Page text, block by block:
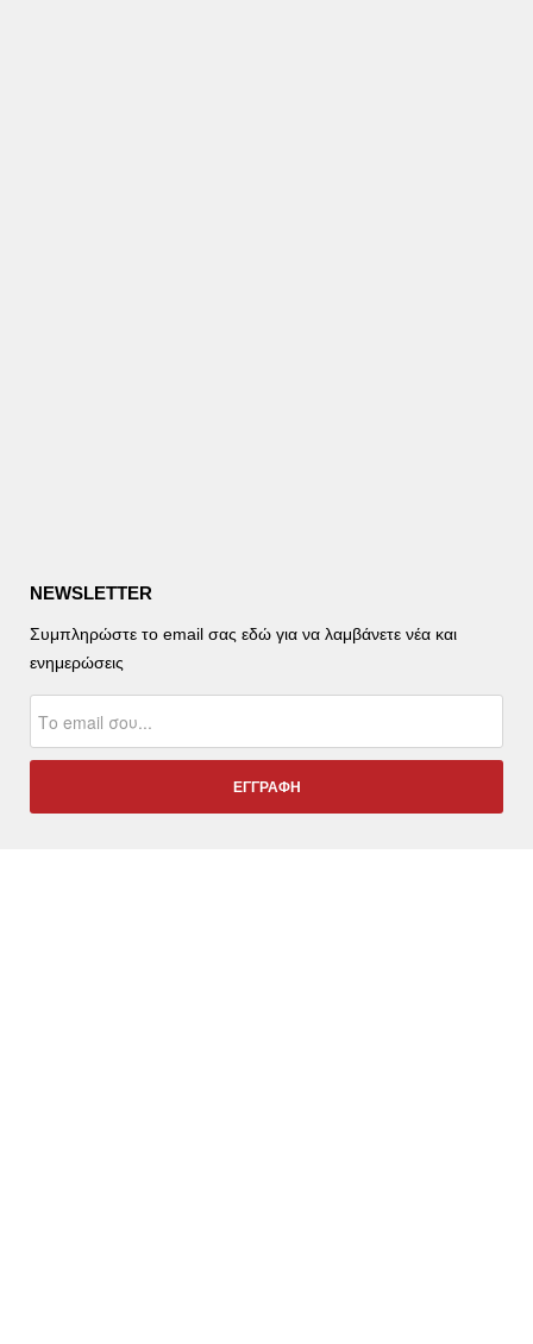
NEWSLETTER
Συμπληρώστε το email σας εδώ για να λαμβάνετε νέα και
ενημερώσεις